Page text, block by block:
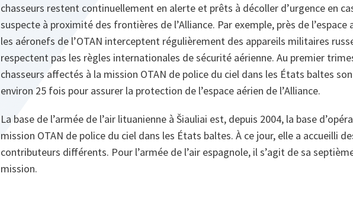
chasseurs restent continuellement en alerte et prêts à décoller d’urgence en
suspecte à proximité des frontières de l’Alliance. Par exemple, près de
les aéronefs de l’OTAN interceptent régulièrement des appareils militaires
respectent pas les règles internationales de sécurité aérienne. Au premier
chasseurs affectés à la mission OTAN de police du ciel dans les États baltes
environ 25 fois pour assurer la protection de l’espace aérien de l’Alliance.
La base de l’armée de l’air lituanienne à Šiauliai est, depuis 2004, la base
mission OTAN de police du ciel dans les États baltes. À ce jour, elle a accueilli
contributeurs différents. Pour l’armée de l’air espagnole, il s’agit de sa
mission.